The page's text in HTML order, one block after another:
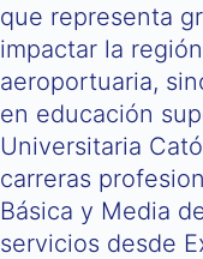
que representa
impactar la
aeroportuaria,
en educación
Universitaria
carreras
Básica y Media
servicios desde